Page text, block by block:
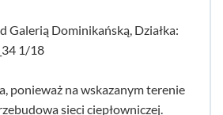
Galerią Dominikańską, Działka:
1/18
ponieważ na wskazanym terenie
sieci ciepłowniczej.